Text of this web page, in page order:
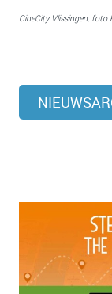
CineCity Vlissingen, foto